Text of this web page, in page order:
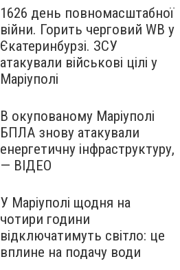
1626 день повномасштабної
війни. Горить черговий WB у
Єкатеринбурзі. ЗСУ
атакували військові цілі у
Маріуполі
В окупованому Маріуполі
БПЛА знову атакували
енергетичну інфраструктуру,
— ВІДЕО
У Маріуполі щодня на
чотири години
відключатимуть світло: це
вплине на подачу води